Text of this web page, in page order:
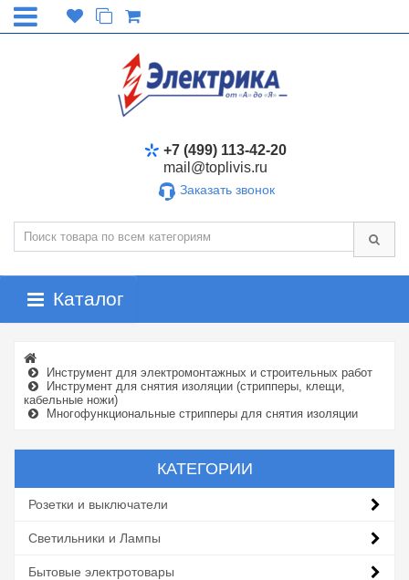
+7 (499) 113-42-20
mail@toplivis.ru
Заказать звонок
Каталог
Инструмент для электромонтажных и строительных работ
Инструмент для снятия изоляции (стрипперы, клещи,
кабельные ножи)
Многофункциональные стрипперы для снятия изоляции
КАТЕГОРИИ
Розетки и выключатели
Светильники и Лампы
Бытовые электротовары